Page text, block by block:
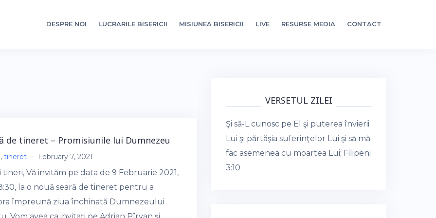
DESPRE NOI LUCRARILE BISERICII MISIUNEA BISERICII LIVE RESURSE MEDIA CONTACT
de tineret – Promisiunile lui Dumnezeu
, tineret – February 7, 2021
tineri, Vă invităm pe data de 9 Februarie 2021,
la o nouă seară de tineret pentru a
împreună ziua închinată Dumnezeului
VERSETUL ZILEI
Şi să-L cunosc pe El şi puterea învierii
Lui şi părtăşia suferinţelor Lui şi să mă
fac asemenea cu moartea Lui; Filipeni
3:10